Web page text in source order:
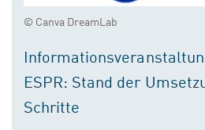
© Canva DreamLab
ESPR: Stand der
Schritte